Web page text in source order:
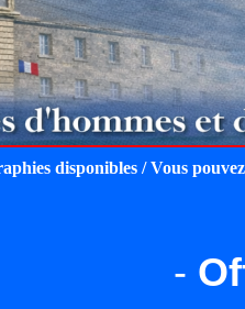
disponibles / Vous
-